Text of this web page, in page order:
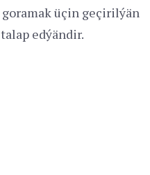
üçin geçirilýän
edýändir.